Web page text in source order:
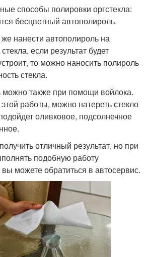
способы полировки оргстекла:
бесцветный автополироль.
нанести автополироль на
если результат будет
то можно наносить полироль
стекла.
можно также при помощи войлока.
работы, можно натереть стекло
оливковое, подсолнечное
отличный результат, но при
подобную работу
можете обратиться в автосервис.